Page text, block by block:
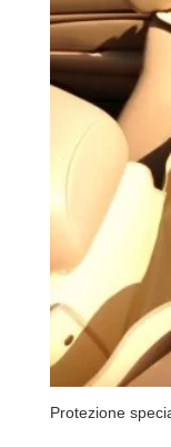
Protezione